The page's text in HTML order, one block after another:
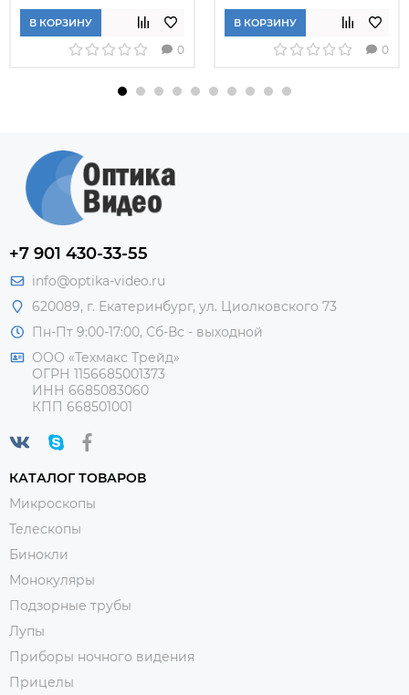
В КОРЗИНУ
0
В КОРЗИНУ
0
+7 901 430-33-55
info@optika-video.ru
620089, г. Екатеринбург, ул. Циолковского 73
Пн-Пт 9:00-17:00, Сб-Вс - выходной
ООО «Техмакс Трейд»
ОГРН 1156685001373
ИНН 6685083060
КПП 668501001
КАТАЛОГ ТОВАРОВ
Микроскопы
Телескопы
Бинокли
Монокуляры
Подзорные трубы
Лупы
Приборы ночного видения
Прицелы